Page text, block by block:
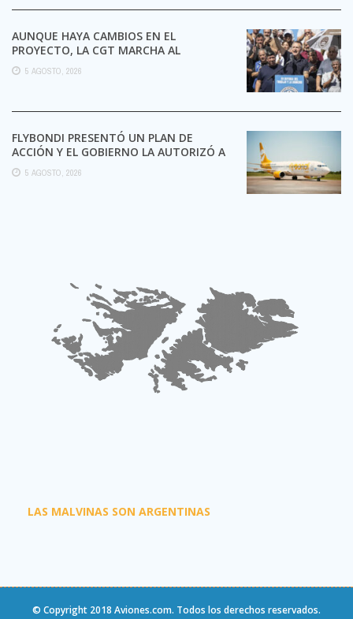
AUNQUE HAYA CAMBIOS EN EL
PROYECTO, LA CGT MARCHA AL
CONGRESO CONTRA LA LEY DE ...
5 AGOSTO, 2026
FLYBONDI PRESENTÓ UN PLAN DE
ACCIÓN Y EL GOBIERNO LA AUTORIZÓ A
SEGUIR OPERANDO
5 AGOSTO, 2026
LAS MALVINAS SON ARGENTINAS
© Copyright 2018 Aviones.com. Todos los derechos reservados.